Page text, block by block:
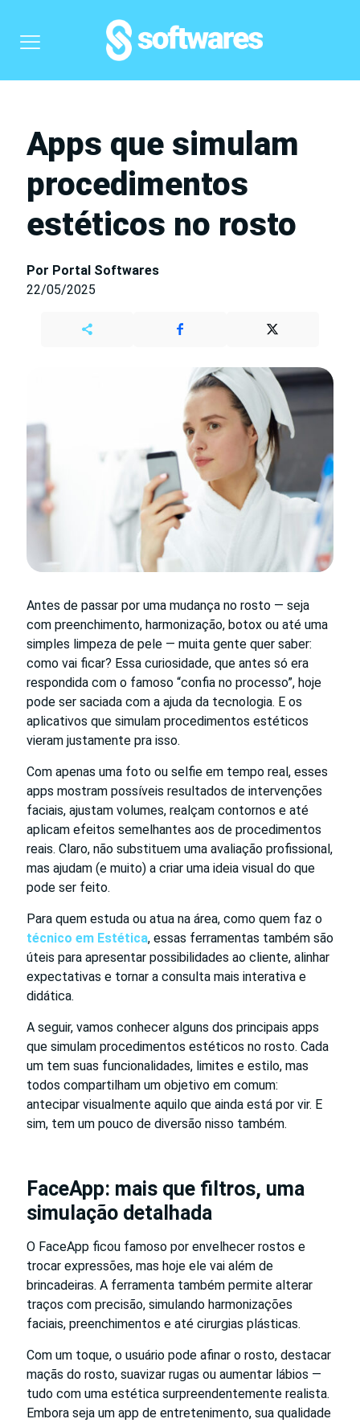
Apps que simulam
procedimentos
estéticos no rosto
Por Portal Softwares
22/05/2025
Antes de passar por uma mudança no rosto — seja
com preenchimento, harmonização, botox ou até uma
simples limpeza de pele — muita gente quer saber:
como vai ficar? Essa curiosidade, que antes só era
respondida com o famoso “confia no processo”, hoje
pode ser saciada com a ajuda da tecnologia. E os
aplicativos que simulam procedimentos estéticos
vieram justamente pra isso.
Com apenas uma foto ou selfie em tempo real, esses
apps mostram possíveis resultados de intervenções
faciais, ajustam volumes, realçam contornos e até
aplicam efeitos semelhantes aos de procedimentos
reais. Claro, não substituem uma avaliação profissional,
mas ajudam (e muito) a criar uma ideia visual do que
pode ser feito.
Para quem estuda ou atua na área, como quem faz o
técnico em Estética, essas ferramentas também são
úteis para apresentar possibilidades ao cliente, alinhar
expectativas e tornar a consulta mais interativa e
didática.
A seguir, vamos conhecer alguns dos principais apps
que simulam procedimentos estéticos no rosto. Cada
um tem suas funcionalidades, limites e estilo, mas
todos compartilham um objetivo em comum:
antecipar visualmente aquilo que ainda está por vir. E
sim, tem um pouco de diversão nisso também.
FaceApp: mais que filtros, uma
simulação detalhada
O FaceApp ficou famoso por envelhecer rostos e
trocar expressões, mas hoje ele vai além de
brincadeiras. A ferramenta também permite alterar
traços com precisão, simulando harmonizações
faciais, preenchimentos e até cirurgias plásticas.
Com um toque, o usuário pode afinar o rosto, destacar
maçãs do rosto, suavizar rugas ou aumentar lábios —
tudo com uma estética surpreendentemente realista.
Embora seja um app de entretenimento, sua qualidade